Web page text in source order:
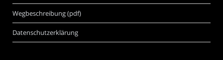
Wegbeschreibung (pdf)
Datenschutzerklärung